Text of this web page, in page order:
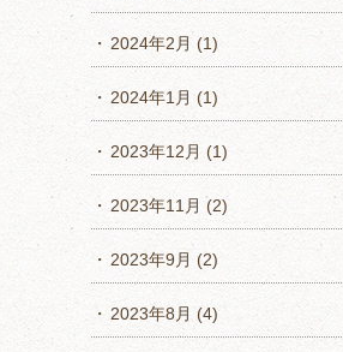
2024年2月 (1)
2024年1月 (1)
2023年12月 (1)
2023年11月 (2)
2023年9月 (2)
2023年8月 (4)